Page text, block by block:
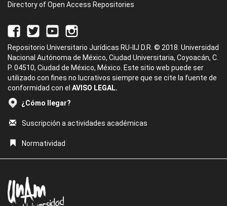
Directory of Open Access Repositories
Repositorio Universitario Jurídicas RU-IIJ D.R. © 2018. Universidad
Nacional Autónoma de México, Ciudad Universitaria, Coyoacán, C.
P. 04510, Ciudad de México, México. Este sitio web puede ser
utilizado con fines no lucrativos siempre que se cite la fuente de
conformidad con el AVISO LEGAL.
¿Cómo llegar?
Suscripción a actividades académicas
Normatividad